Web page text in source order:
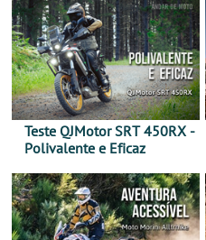
Teste QJMotor SRT 450RX -
Polivalente e Eficaz